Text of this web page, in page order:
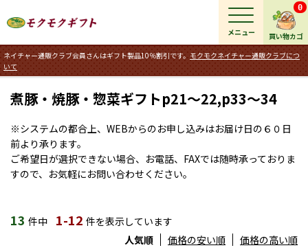
買い物カゴ
0
ネイチャー通販クラブ会員さんはギフト製品10％割引です。 モクモクネイチャー通販クラブにつ
いて
メニュー
煮豚・焼豚・惣菜ギフトp21～22,p33～34
※システムの都合上、WEBからのお申し込みはお届け日の６０日
前より承ります。
ご希望日が選択できない場合、お電話、FAXでは随時承っておりま
すので、お気軽にお問い合わせください。
13 件中 1-12 件を表示しています
人気順
価格の安い順 価格の高い順